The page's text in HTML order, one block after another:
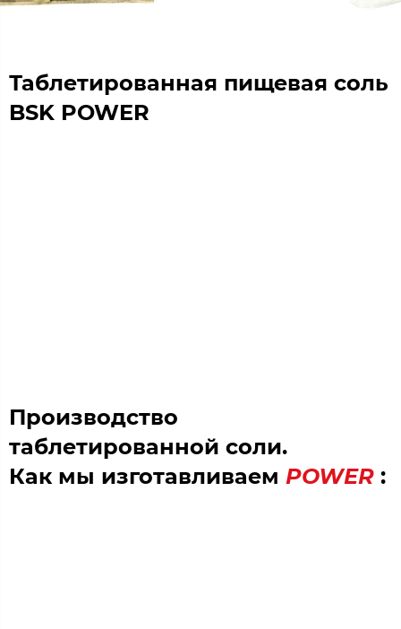
Таблетированная пищевая соль
BSK POWER
Производство
таблетированной соли.
Как мы изготавливаем POWER :